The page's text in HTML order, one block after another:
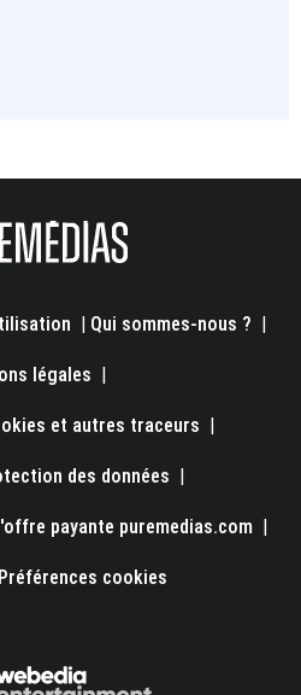
| Qui sommes-nous ? |
légales |
et autres traceurs |
des données |
payante puremedias.com |
Préférences cookies